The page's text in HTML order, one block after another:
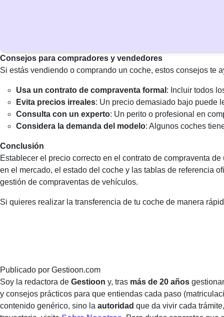
Consejos para compradores y vendedores
Si estás vendiendo o comprando un coche, estos consejos te
Usa un contrato de compraventa formal : Incluir todos
Evita precios irreales: Un precio demasiado bajo puede
Consulta con un experto: Un perito o profesional en
Considera la demanda del modelo: Algunos coches
Conclusión
Establecer el precio correcto en el contrato de compraventa
en el mercado, el estado del coche y las tablas de referencia
gestión de compraventas de vehículos.
Si quieres realizar la transferencia de tu coche de manera
Publicado por Gestioon.com
Soy la redactora de Gestioon y, tras más de 20 años
y consejos prácticos para que entiendas cada paso
contenido genérico, sino la autoridad que da vivir cada